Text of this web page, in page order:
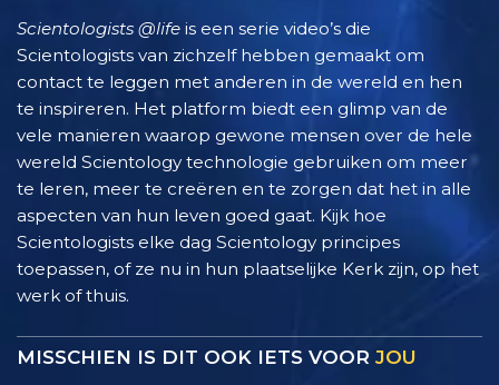
Scientologists @life is een serie video’s die
Scientologists van zichzelf hebben gemaakt om
contact te leggen met anderen in de wereld en hen
te inspireren. Het platform biedt een glimp van de
vele manieren waarop gewone mensen over de hele
wereld Scientology technologie gebruiken om meer
te leren, meer te creëren en te zorgen dat het in alle
aspecten van hun leven goed gaat. Kijk hoe
Scientologists elke dag Scientology principes
toepassen, of ze nu in hun plaatselijke Kerk zijn, op het
werk of thuis.
MISSCHIEN IS DIT OOK IETS VOOR JOU